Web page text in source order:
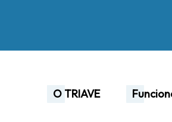
O TRIAVE